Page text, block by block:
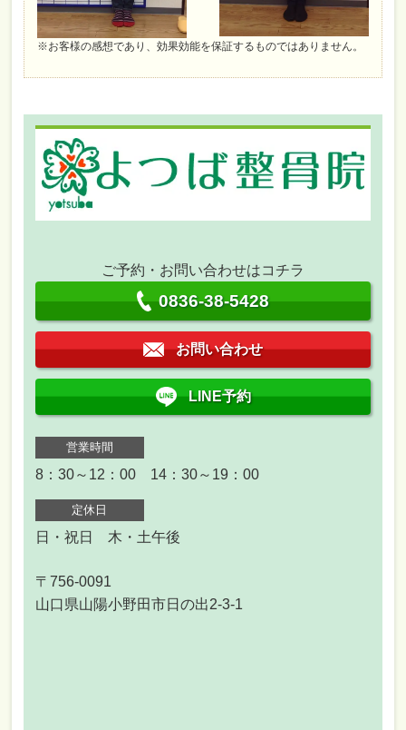
※お客様の感想であり、効果効能を保証するものではありません。
ご予約・お問い合わせはコチラ
0836-38-5428
お問い合わせ
LINE予約
営業時間
8：30～12：00 14：30～19：00
定休日
日・祝日 木・土午後
〒756-0091
山口県山陽小野田市日の出2-3-1